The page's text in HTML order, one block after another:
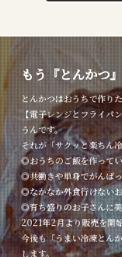
もう『とんかつ
とんかつはおうちで作り
【電子レンジとフライパ
うんです。
それが「サクッと楽ちん
◎おうちのご飯を作って
◎共働きや単身でがんば
◎なかなか外食行けない
◎育ち盛りのお子さんに
2021年2月より販売を開
今後も「うまい冷凍とん
します。